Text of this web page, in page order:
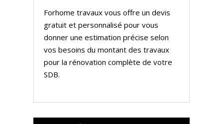
Forhome travaux vous offre un devis
gratuit et personnalisé pour vous
donner une estimation précise selon
vos besoins du montant des travaux
pour la rénovation complète de votre
SDB.